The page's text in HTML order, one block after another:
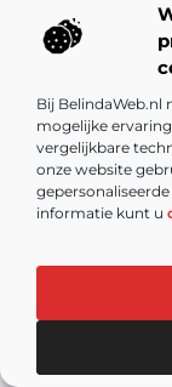
Bij BelindaWeb.nl
mogelijke
vergelijkbare
onze website
informatie kunt u
WINKELEN
traditie en
Maassluis is